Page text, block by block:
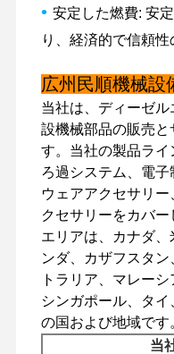
工場 ツアー 品質管
事件
パーキンズ エンジン
ヤンマーエンジン
クボタエンジン
イスズウエンジン
• 安定した燃費: 安
り、経済的で信頼性
広州民順機械設
当社は、ディーゼ
設機械部品の販売と
す。当社の製品ライ
ろ過システム、電
ウェアアクセサリ
クセサリーをカバ
エリアは、カナダ
ンダ、カザフスタ
トラリア、マレー
シンガポール、タ
の国および地域です
当